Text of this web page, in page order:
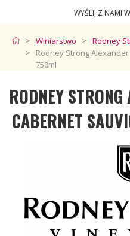
WYŚLIJ Z NAMI
Winiarstwo
Rodney
Rodney Strong
750ml
RODNEY
CABERNET